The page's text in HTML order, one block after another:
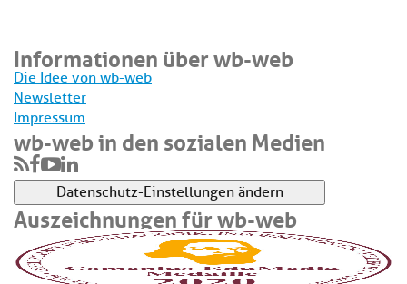
Informationen über wb-web
Die Idee von wb-web
Newsletter
Impressum
wb-web in den sozialen Medien
Datenschutz-Einstellungen ändern
Auszeichnungen für wb-web